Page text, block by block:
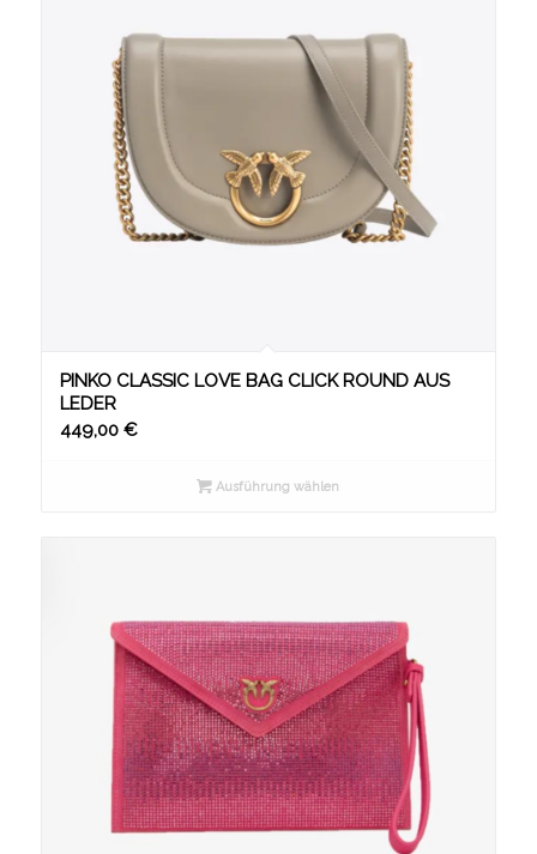
PINKO CLASSIC LOVE BAG CLICK ROUND AUS
LEDER
449,00 €
Ausführung wählen